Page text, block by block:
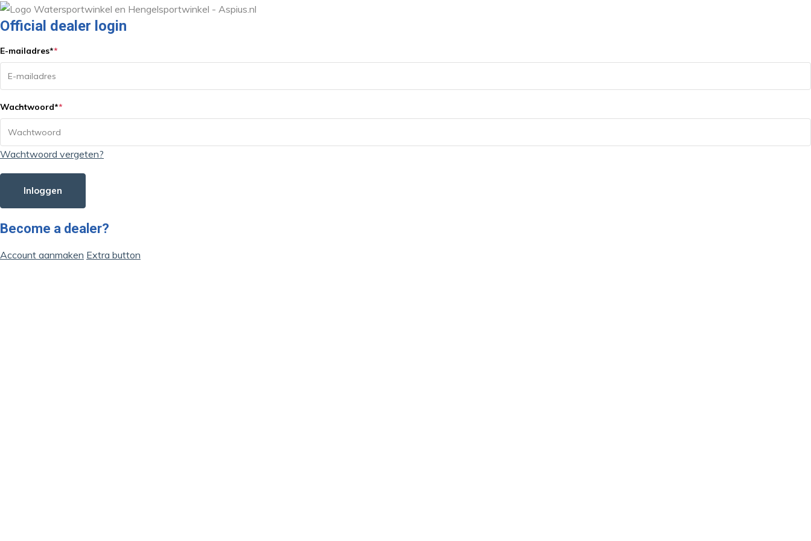
Official dealer login
E-mailadres**
Wachtwoord**
Wachtwoord vergeten?
Inloggen
Become a dealer?
Account aanmaken Extra button